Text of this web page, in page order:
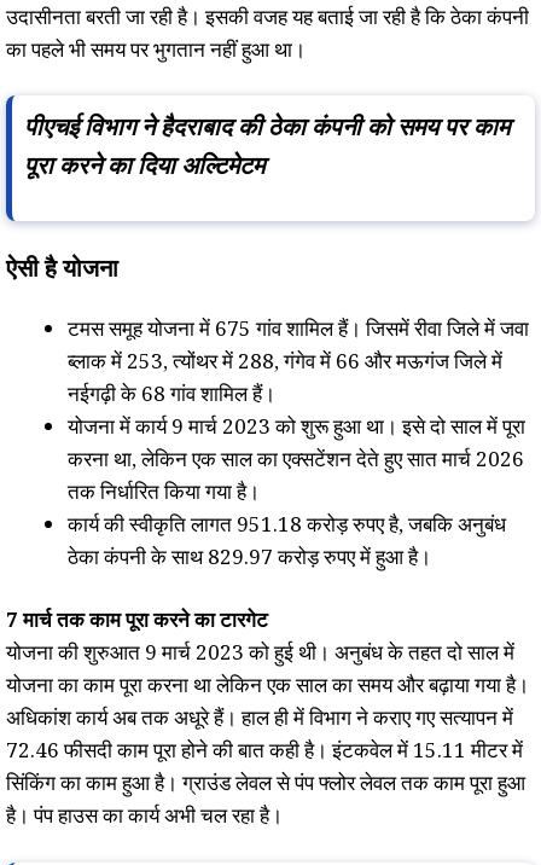
उदासीनता बरती जा रही है। इसकी वजह यह बताई जा रही है कि ठेका कंपनी
का पहले भी समय पर भुगतान नहीं हुआ था।
पीएचई विभाग ने हैदराबाद की ठेका कंपनी को समय पर काम
पूरा करने का दिया अल्टिमेटम
ऐसी है योजना
टमस समूह योजना में 675 गांव शामिल हैं। जिसमें रीवा जिले में जवा
ब्लाक में 253, त्योंथर में 288, गंगेव में 66 और मऊगंज जिले में
नईगढ़ी के 68 गांव शामिल हैं।
योजना में कार्य 9 मार्च 2023 को शुरू हुआ था। इसे दो साल में पूरा
करना था, लेकिन एक साल का एक्सटेंशन देते हुए सात मार्च 2026
तक निर्धारित किया गया है।
कार्य की स्वीकृति लागत 951.18 करोड़ रुपए है, जबकि अनुबंध
ठेका कंपनी के साथ 829.97 करोड़ रुपए में हुआ है।
7 मार्च तक काम पूरा करने का टारगेट
योजना की शुरुआत 9 मार्च 2023 को हुई थी। अनुबंध के तहत दो साल में
योजना का काम पूरा करना था लेकिन एक साल का समय और बढ़ाया गया है।
अधिकांश कार्य अब तक अधूरे हैं। हाल ही में विभाग ने कराए गए सत्यापन में
72.46 फीसदी काम पूरा होने की बात कही है। इंटकवेल में 15.11 मीटर में
सिंकिंग का काम हुआ है। ग्राउंड लेवल से पंप फ्लोर लेवल तक काम पूरा हुआ
है। पंप हाउस का कार्य अभी चल रहा है।